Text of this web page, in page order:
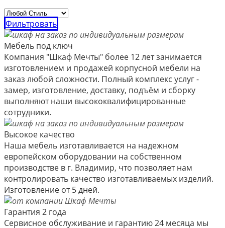
Фильтровать
Мебель под ключ
Компания "Шкаф Мечты" более 12 лет занимается
изготовлением и продажей корпусной мебели на
заказ любой сложности. Полный комплекс услуг -
замер, изготовление, доставку, подъём и сборку
выполняют наши высококвалифицированные
сотрудники.
Высокое качество
Наша мебель изготавливается на надежном
европейском оборудовании на собственном
производстве в г. Владимир, что позволяет нам
контролировать качество изготавливаемых изделий.
Изготовление от 5 дней.
Гарантия 2 года
Сервисное обслуживание и гарантию 24 месяца мы